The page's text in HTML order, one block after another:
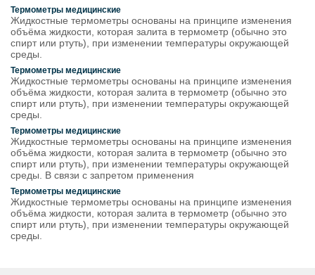
Термометры медицинские
Жидкостные термометры основаны на принципе изменения
объёма жидкости, которая залита в термометр (обычно это
спирт или ртуть), при изменении температуры окружающей
среды.
Термометры медицинские
Жидкостные термометры основаны на принципе изменения
объёма жидкости, которая залита в термометр (обычно это
спирт или ртуть), при изменении температуры окружающей
среды.
Термометры медицинские
Жидкостные термометры основаны на принципе изменения
объёма жидкости, которая залита в термометр (обычно это
спирт или ртуть), при изменении температуры окружающей
среды. В связи с запретом применения
Термометры медицинские
Жидкостные термометры основаны на принципе изменения
объёма жидкости, которая залита в термометр (обычно это
спирт или ртуть), при изменении температуры окружающей
среды.